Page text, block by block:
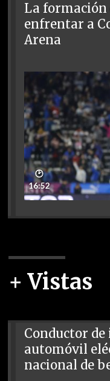
La formación
enfrentar a
Arena
🕑
16:52
+ Vistas
Conductor
automóvil
nacional de